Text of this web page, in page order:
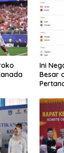
Ini
Besar